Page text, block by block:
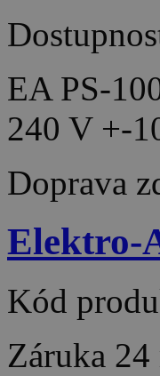
EA PS-
240 V +-
Doprava
Elektro-
Kód
Záruka 24